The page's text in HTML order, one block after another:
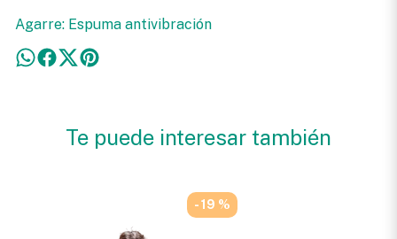
Agarre: Espuma antivibración
Te puede interesar también
- 19 %